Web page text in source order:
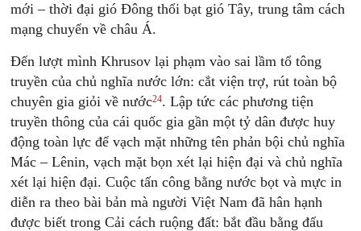
mới – thời đại gió Ðông thổi bạt gió Tây, trung tâm cách
mạng chuyển về châu Á.
Ðến lượt mình Khrusov lại phạm vào sai lầm tổ tông
truyền của chủ nghĩa nước lớn: cắt viện trợ, rút toàn bộ
chuyên gia giỏi về nước24. Lập tức các phương tiện
truyền thông của cái quốc gia gần một tỷ dân được huy
động toàn lực để vạch mặt những tên phản bội chủ nghĩa
Mác – Lênin, vạch mặt bọn xét lại hiện đại và chủ nghĩa
xét lại hiện đại. Cuộc tấn công bằng nước bọt và mực in
diễn ra theo bài bản mà người Việt Nam đã hân hạnh
được biết trong Cải cách ruộng đất: bắt đầu bằng đấu